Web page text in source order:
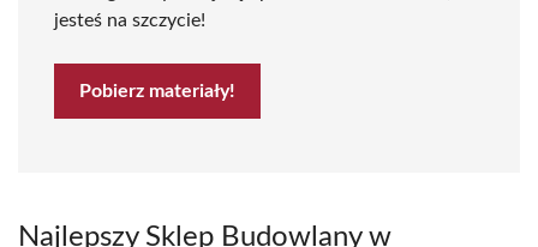
jesteś na szczycie!
Pobierz materiały!
Najlepszy Sklep Budowlany w